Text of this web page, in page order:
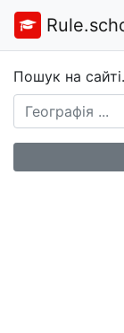
Пошук на